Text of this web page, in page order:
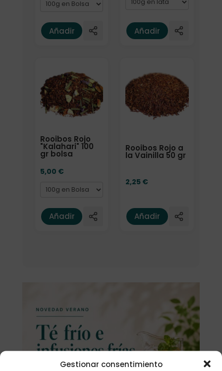
Gestionar consentimiento
Añadir Añadir
Rooibos Rojo
"Kalahari" 100
gr bolsa
5,00 €
Añadir
Rooibos Rojo a
la Vainilla 50 gr
2,25 €
Añadir